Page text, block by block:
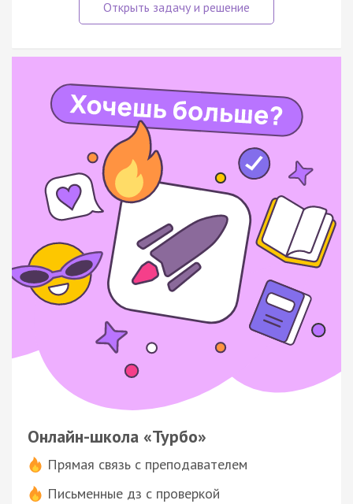
Онлайн-школа «Турбо»
Прямая связь с преподавателем
Письменные дз с проверкой